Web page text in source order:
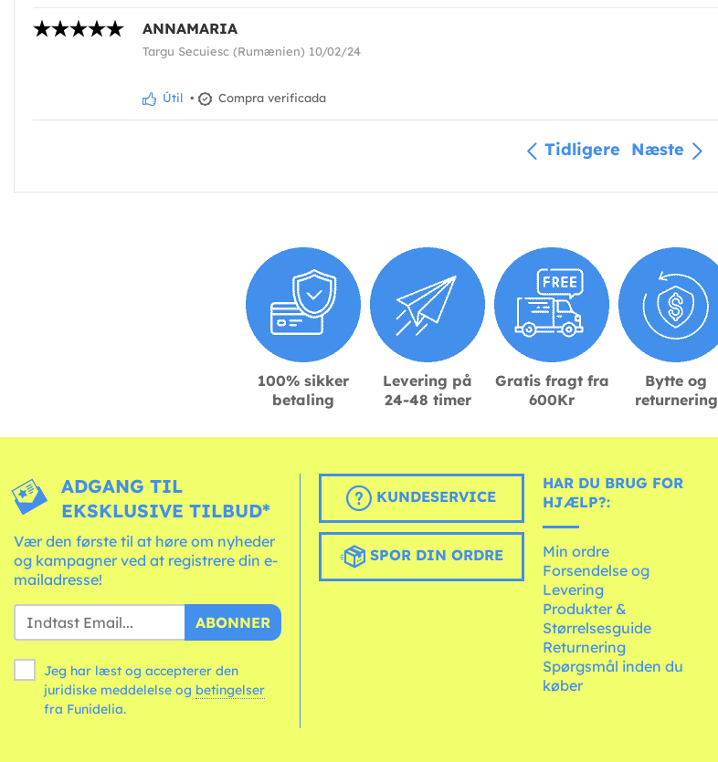
ANNAMARIA
Targu Secuiesc (Rumænien) 10/02/24
Útil • Compra verificada
Tidligere Næste
100% sikker
betaling
Levering på
24-48 timer
Gratis fragt fra
600Kr
Bytte og
returnering
ADGANG TIL
EKSKLUSIVE TILBUD*
Vær den første til at høre om nyheder
og kampagner ved at registrere din e-
mailadresse!
ABONNER
Jeg har læst og accepterer den
juridiske meddelelse og betingelser
fra Funidelia.
KUNDESERVICE
SPOR DIN ORDRE
HAR DU BRUG FOR
HJÆLP?:
Min ordre
Forsendelse og
Levering
Produkter &
Størrelsesguide
Returnering
Spørgsmål inden du
køber